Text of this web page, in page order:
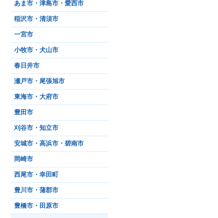
あま市・津島市・愛西市
稲沢市・清須市
一宮市
小牧市・犬山市
春日井市
瀬戸市・尾張旭市
東海市・大府市
豊田市
刈谷市・知立市
安城市・高浜市・碧南市
岡崎市
西尾市・幸田町
豊川市・蒲郡市
豊橋市・田原市